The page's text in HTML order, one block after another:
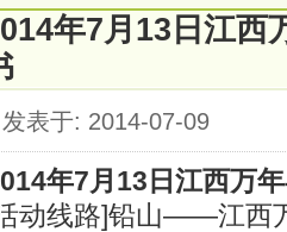
年7月13日江西
发表于: 2014-07-09
年7月13日江西万
动线路]铅山——江